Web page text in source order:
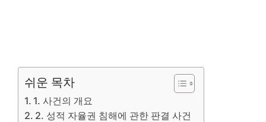
쉬운 목차
1. 사건의 개요
2. 성적 자율권 침해에 관한 판결 사건